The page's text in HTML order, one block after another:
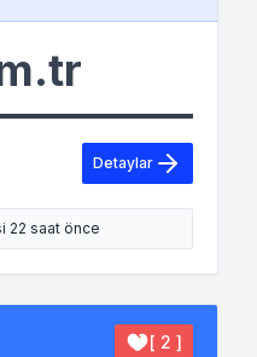
Detaylar
22 saat önce
[ 2 ]